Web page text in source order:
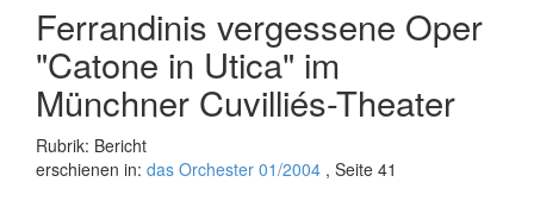
Ferrandinis vergessene Oper
"Catone in Utica" im
Münchner Cuvilliés-Theater
Rubrik: Bericht
erschienen in: das Orchester 01/2004 , Seite 41